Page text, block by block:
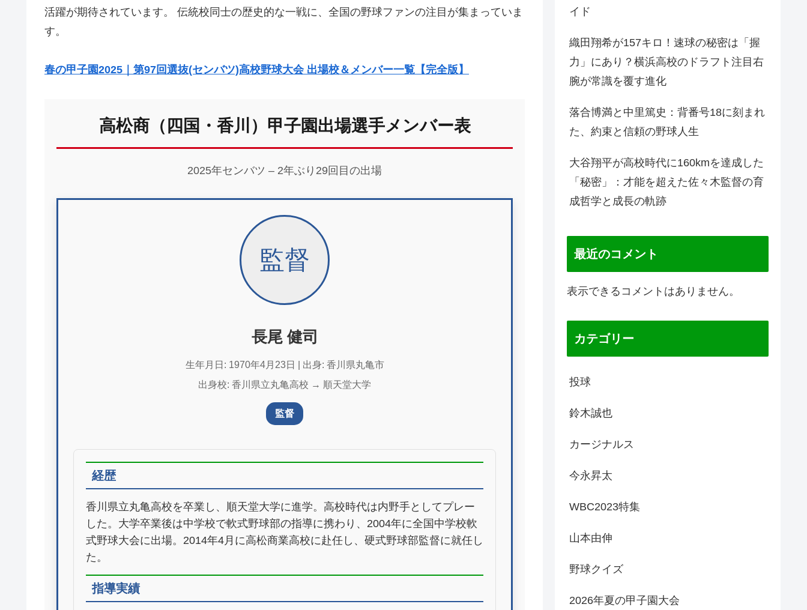
活躍が期待されています。 ​伝統校同士の歴史的な一戦に、全国の野球ファンの注目が集まっていま
す。
春の甲子園2025｜第97回選抜(センバツ)高校野球大会 出場校＆メンバー一覧【完全版】
高松商（四国・香川）甲子園出場選手メンバー表
2025年センバツ – 2年ぶり29回目の出場
監督
長尾 健司
生年月日: 1970年4月23日 | 出身: 香川県丸亀市
出身校: 香川県立丸亀高校 → 順天堂大学
監督
経歴
香川県立丸亀高校を卒業し、順天堂大学に進学。高校時代は内野手としてプレー
した。大学卒業後は中学校で軟式野球部の指導に携わり、2004年に全国中学校軟
式野球大会に出場。2014年4月に高松商業高校に赴任し、硬式野球部監督に就任し
た。
指導実績
イド
織田翔希が157キロ！速球の秘密は「握
力」にあり？横浜高校のドラフト注目右
腕が常識を覆す進化
落合博満と中里篤史：背番号18に刻まれ
た、約束と信頼の野球人生
大谷翔平が高校時代に160kmを達成した
「秘密」：才能を超えた佐々木監督の育
成哲学と成長の軌跡
最近のコメント
表示できるコメントはありません。
カテゴリー
投球
鈴木誠也
カージナルス
今永昇太
WBC2023特集
山本由伸
野球クイズ
2026年夏の甲子園大会